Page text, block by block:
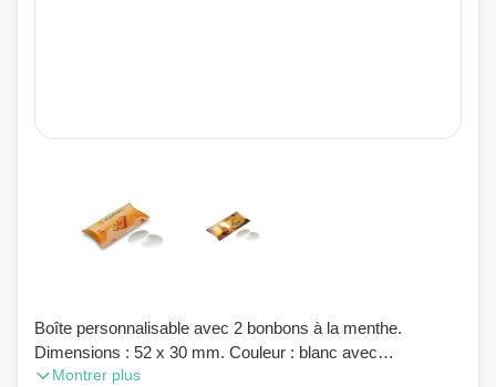
Boîte personnalisable avec 2 bonbons à la menthe.
Dimensions : 52 x 30 mm. Couleur : blanc avec
impriession quadrichromie sur la boîte entière. Contenu : 2
Montrer plus